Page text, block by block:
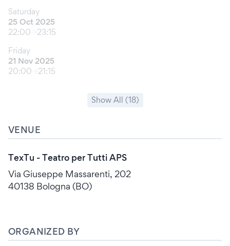
Saturday
25 Oct 2025
22:00
23:15
Friday
21 Nov 2025
20:00
21:15
Show All (18)
VENUE
TexTu - Teatro per Tutti APS
Via Giuseppe Massarenti, 202
40138 Bologna (BO)
ORGANIZED BY